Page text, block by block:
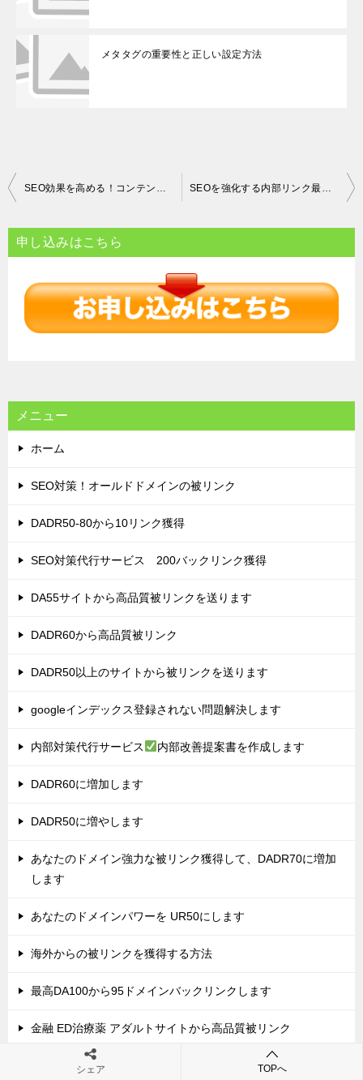
メタタグの重要性と正しい設定方法
投
ナ
SEO効果を高める！コンテンツの階層化とHタグを活用した効果的なサイト構造の作り方 SEOを強化する内部リンク最適化 クローラーがサイトを効率的にインデックスするためのステップと避けるべきミス
申し込みはこちら
メニュー
ホーム
SEO対策！オールドドメインの被リンク
DADR50-80から10リンク獲得
SEO対策代行サービス 200バックリンク獲得
DA55サイトから高品質被リンクを送ります
DADR60から高品質被リンク
DADR50以上のサイトから被リンクを送ります
googleインデックス登録されない問題解決します
内部対策代行サービス 内部改善提案書を作成します
DADR60に増加します
DADR50に増やします
あなたのドメイン強力な被リンク獲得して、DADR70に増加
します
あなたのドメインパワーを UR50にします
海外からの被リンクを獲得する方法
最高DA100から95ドメインバックリンクします
金融 ED治療薬 アダルトサイトから高品質被リンク
オンラインカジノアフィリエイトサイトのSEO外部施策（被
シェア TOPへ